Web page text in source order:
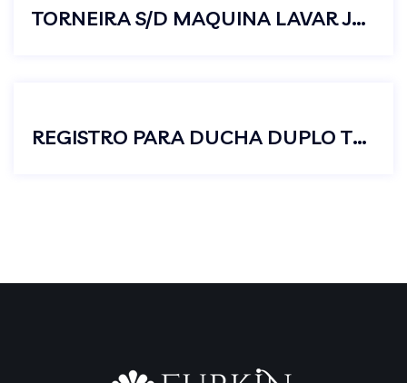
TORNEIRA S/D MAQUINA LAVAR JUNIOR C23
REGISTRO PARA DUCHA DUPLO TELESCOPIO